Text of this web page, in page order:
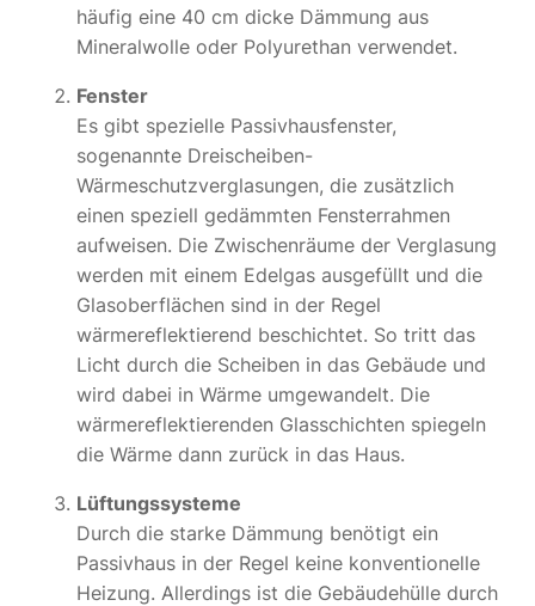
häufig eine 40 cm dicke Dämmung aus
Mineralwolle oder Polyurethan verwendet.
Fenster
Es gibt spezielle Passivhausfenster,
sogenannte Dreischeiben-
Wärmeschutzverglasungen, die zusätzlich
einen speziell gedämmten Fensterrahmen
aufweisen. Die Zwischenräume der Verglasung
werden mit einem Edelgas ausgefüllt und die
Glasoberflächen sind in der Regel
wärmereflektierend beschichtet. So tritt das
Licht durch die Scheiben in das Gebäude und
wird dabei in Wärme umgewandelt. Die
wärmereflektierenden Glasschichten spiegeln
die Wärme dann zurück in das Haus.
Lüftungssysteme
Durch die starke Dämmung benötigt ein
Passivhaus in der Regel keine konventionelle
Heizung. Allerdings ist die Gebäudehülle durch